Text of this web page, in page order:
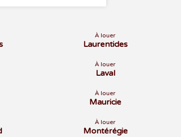
À louer
Laurentides
À louer
Laval
À louer
Mauricie
À louer
Montérégie